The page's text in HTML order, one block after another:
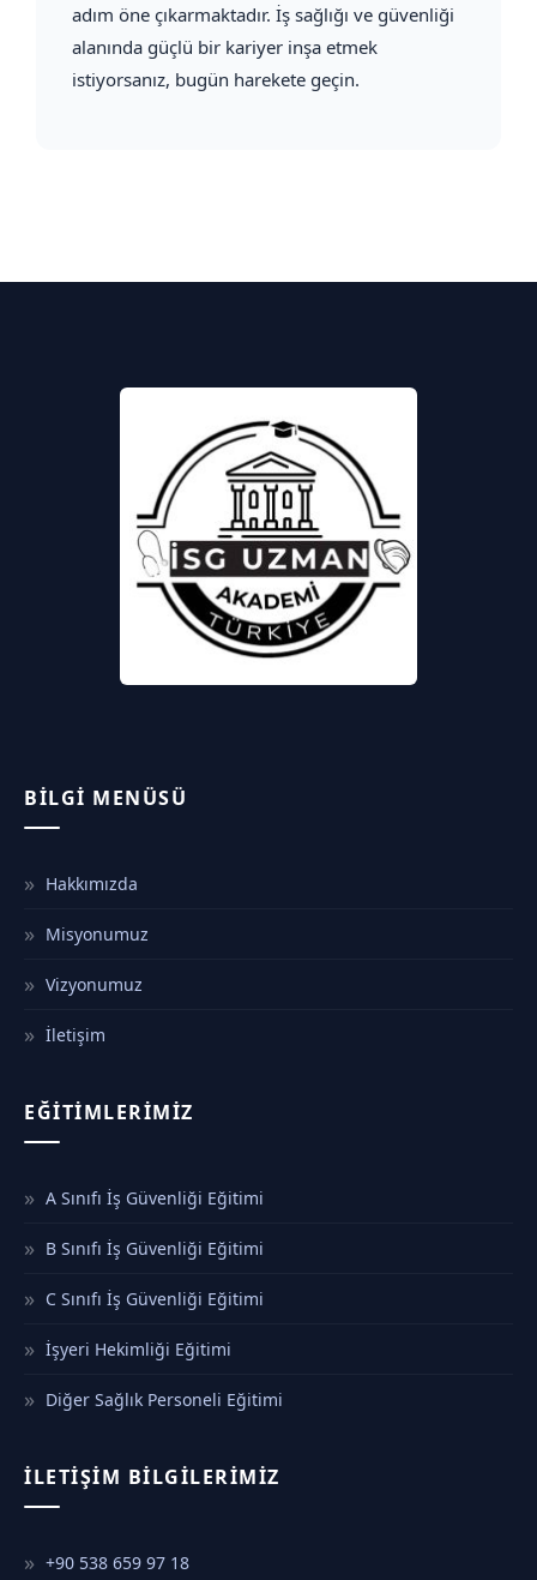
adım öne çıkarmaktadır. İş sağlığı ve güvenliği
alanında güçlü bir kariyer inşa etmek
istiyorsanız, bugün harekete geçin.
BILGI MENÜSÜ
Hakkımızda
Misyonumuz
Vizyonumuz
İletişim
EĞITIMLERIMIZ
A Sınıfı İş Güvenliği Eğitimi
B Sınıfı İş Güvenliği Eğitimi
C Sınıfı İş Güvenliği Eğitimi
İşyeri Hekimliği Eğitimi
Diğer Sağlık Personeli Eğitimi
İLETIŞIM BILGILERIMIZ
+90 538 659 97 18